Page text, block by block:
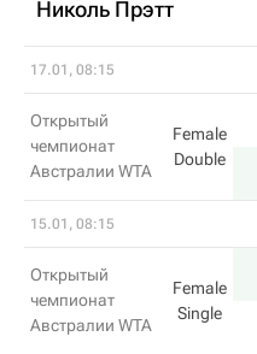
Николь Прэтт
17.01, 08:15
Открытый
чемпионат
Австралии WTA
Female
Double
15.01, 08:15
Открытый
чемпионат
Австралии WTA
Female
Single